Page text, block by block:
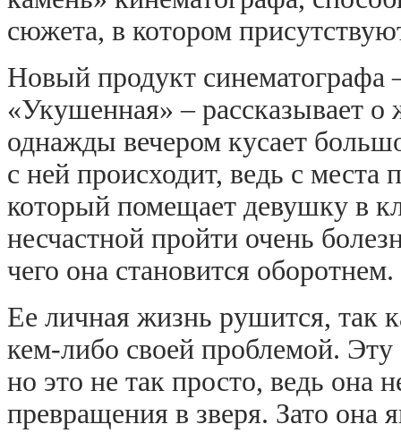
сюжета, в котором
Новый продукт синематографа
«Укушенная» – рассказывает
однажды вечером кусает
с ней происходит, ведь с места
который помещает девушку в
несчастной пройти очень
чего она становится оборотнем.
Ее личная жизнь рушится, так
кем-либо своей проблемой. Эту
но это не так просто, ведь она
превращения в зверя. Зато она